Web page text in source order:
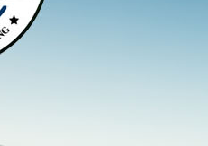
更多